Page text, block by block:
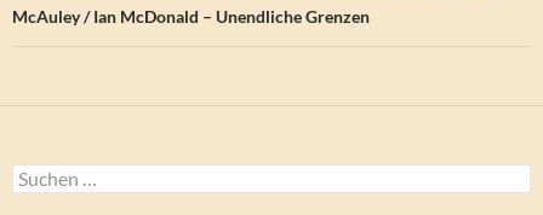
McAuley / Ian McDonald – Unendliche Grenzen
Suchen
nach: